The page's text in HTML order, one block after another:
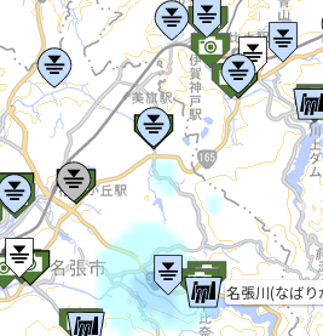
名張川(なばり